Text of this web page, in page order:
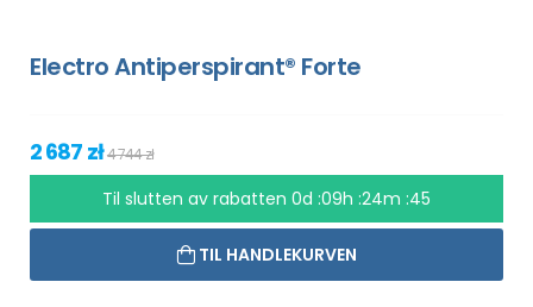
Electro Antiperspirant® Forte
2 687 zł4 744 zł
Til slutten av rabatten 0d :09h :24m :44
TIL HANDLEKURVEN